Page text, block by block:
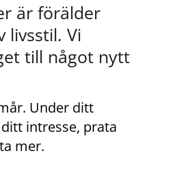
är förälder
livsstil. Vi
till något nytt
Under ditt
intresse, prata
mer.